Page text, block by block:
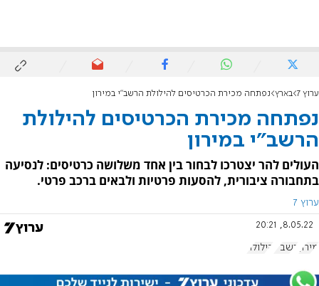
ערוץ 7 בארץ נפתחה מכירת הכרטיסים להילולת הרשב"י במירון
נפתחה מכירת הכרטיסים להילולת
הרשב"י במירון
העולים להר יצטרכו לבחור בין אחד משלושה כרטיסים: לנסיעה
בתחבורה ציבורית, להסעות פרטיות ולבאים ברכב פרטי.
ערוץ 7
8.05.22, 20:21
מירון רשב"י הילולה